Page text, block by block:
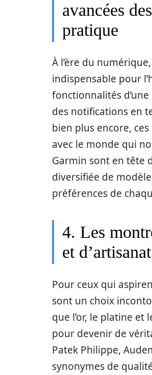
avancées
pratique
À l’ère du
indispensable pour
fonctionnalités
des notifications en
bien plus encore,
avec le monde qui
Garmin sont en tête
diversifiée de
préférences de
4. Les
et
Pour ceux qui
sont un choix
que l’or, le platine
pour devenir de
Patek Philippe,
synonymes de